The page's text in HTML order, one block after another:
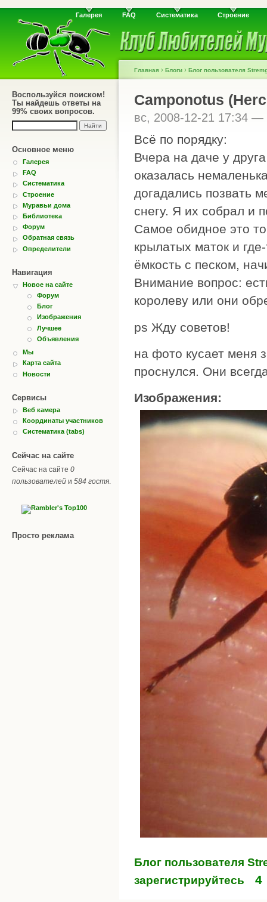
Галерея FAQ Систематика Строение
Воспользуйся поиском!
Ты найдешь ответы на
99% своих вопросов.
Основное меню
Галерея
FAQ
Систематика
Строение
Муравьи дома
Библиотека
Форум
Обратная связь
Определители
Навигация
Новое на сайте
Форум
Блог
Изображения
Лучшее
Объявления
Мы
Карта сайта
Новости
Сервисы
Веб камера
Координаты участников
Систематика (tabs)
Сейчас на сайте
Сейчас на сайте 0
пользователей и 584 гостя
Просто реклама
Главная › Блоги › Блог пользователя
Camponotus
вс, 2008-12-21 17:34 —
Всё по порядку:
Вчера на даче у
оказалась
догадались позвать
снегу. Я их собрал и
Самое обидное это
крылатых маток и
ёмкость с песком,
Внимание вопрос:
королеву или они
ps Жду советов!
на фото кусает меня
проснулся. Они
Изображения:
Блог пользователя
зарегистрируйтесь
4